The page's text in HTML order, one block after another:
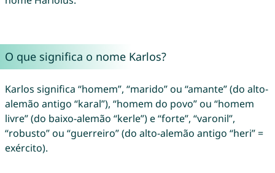
O que significa o nome Karlos?
Karlos significa “homem”, “marido” ou “amante” (do alto-
alemão antigo “karal”), “homem do povo” ou “homem
livre” (do baixo-alemão “kerle”) e “forte”, “varonil”,
“robusto” ou “guerreiro” (do alto-alemão antigo “heri” =
exército).